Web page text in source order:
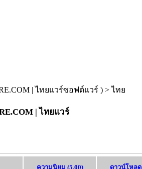
| ไทยแวร์
ความนิยม (5.00) ดาวน์โหลด